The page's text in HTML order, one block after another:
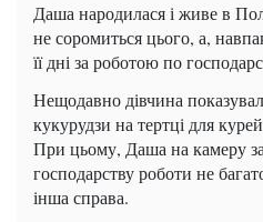
Даша народилася і живе в
не соромиться цього, а,
її дні за роботою по
Нещодавно дівчина
кукурудзи на тертці для
При цьому, Даша на камеру
господарству роботи не
інша справа.